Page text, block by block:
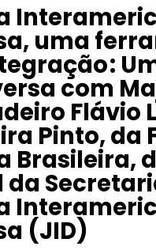
uma
:
com
Flávio
Pinto, da
Brasileira,
da
(JID)